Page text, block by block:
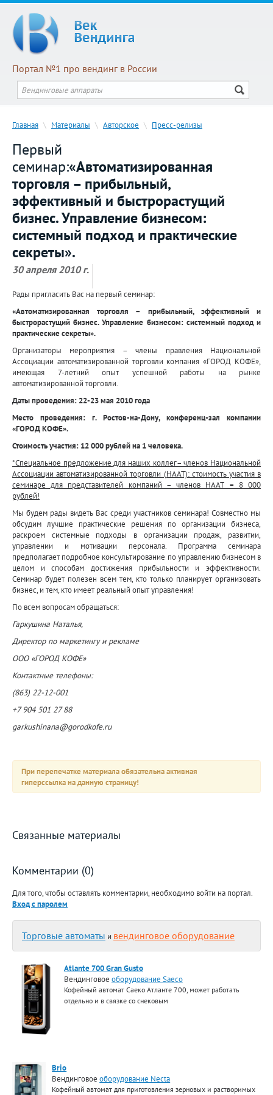
Портал №1 про вендинг в России
Главная \ Материалы \ Авторское \ Пресс-релизы
Первый
семинар:«Автоматизированная
торговля – прибыльный,
эффективный и быстрорастущий
бизнес. Управление бизнесом:
системный подход и практические
секреты».
30 апреля 2010 г.
Рады пригласить Вас на первый семинар:
«Автоматизированная торговля – прибыльный, эффективный и
быстрорастущий бизнес. Управление бизнесом: системный подход и
практические секреты».
Организаторы мероприятия – члены правления Национальной
Ассоциации автоматизированной торговли компания «ГОРОД КОФЕ»,
имеющая 7-летний опыт успешной работы на рынке
автоматизированной торговли.
Даты проведения: 22-23 мая 2010 года
Место проведения: г. Ростов-на-Дону, конференц-зал компании
«ГОРОД КОФЕ».
Стоимость участия: 12 000 рублей на 1 человека.
*Специальное предложение для наших коллег– членов Национальной
Ассоциации автоматизированной торговли (НААТ): стоимость участия в
семинаре для представителей компаний – членов НААТ = 8 000
рублей!
Мы будем рады видеть Вас среди участников семинара! Совместно мы
обсудим лучшие практические решения по организации бизнеса,
раскроем системные подходы в организации продаж, развитии,
управлении и мотивации персонала. Программа семинара
предполагает подробное консультирование по управлению бизнесом в
целом и способам достижения прибыльности и эффективности.
Семинар будет полезен всем тем, кто только планирует организовать
бизнес, и тем, кто имеет реальный опыт управления!
По всем вопросам обращаться:
Гаркушина Наталья,
Директор по маркетингу и рекламе
ООО «ГОРОД КОФЕ»
Контактные телефоны:
(863) 22-12-001
+7 904 501 27 88
garkushinana@gorodkofe.ru
При перепечатке материала обязательна активная
гиперссылка на данную страницу!
Связанные материалы
Комментарии (0)
Для того, чтобы оставлять комментарии, необходимо войти на портал.
Вход с паролем
Торговые автоматы и вендинговое оборудование
Atlante 700 Gran Gusto
Вендинговое оборудование Saeco
Кофейный автомат Саеко Атланте 700, может работать
отдельно и в связке со снековым
Brio
Вендинговоеоборудование Necta
Кофейный автомат для приготовления зерновых и растворимых